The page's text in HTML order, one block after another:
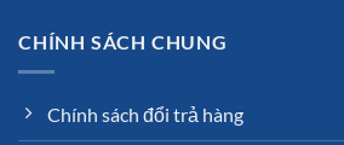
CHÍNH SÁCH CHUNG
Chính sách đổi trả hàng